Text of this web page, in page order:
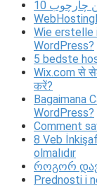
Wie erstelle
WordPress?
5 bedste
Wix.com से
करें?
Bagaimana
WordPress?
Comment
8 Veb
olmalıdır
როგორ
Prednosti i